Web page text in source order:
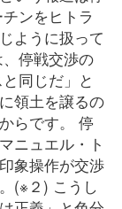
ンをヒトラ
ように扱って
停戦交渉の
同じだ」と
領土を譲るの
らです。 停
ニュエル・ト
象操作が交渉
(※２) こうし